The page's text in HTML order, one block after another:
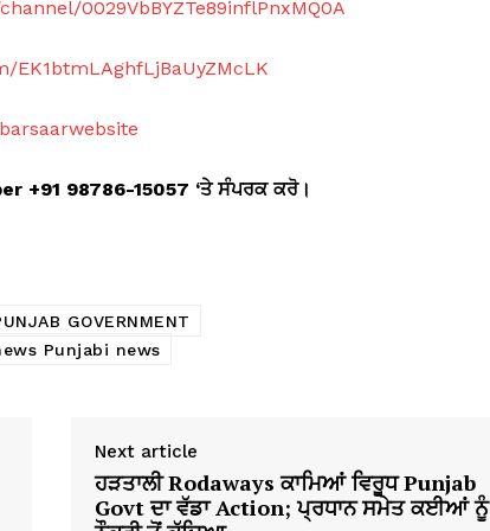
0029VbBYZTe89inflPnxMQ0A
EK1btmLAghfLjBaUyZMcLK
+91 98786-15057 ‘ਤੇ ਸੰਪਰਕ ਕਰੋ।
GOVERNMENT
Punjabi news
Next article
ਹੜਤਾਲੀ Rodaways ਕਾਮਿਆਂ ਵਿਰੂਧ Punjab
Govt ਦਾ ਵੱਡਾ Action; ਪ੍ਰਧਾਨ ਸਮੇਤ ਕਈਆਂ ਨੂੰ